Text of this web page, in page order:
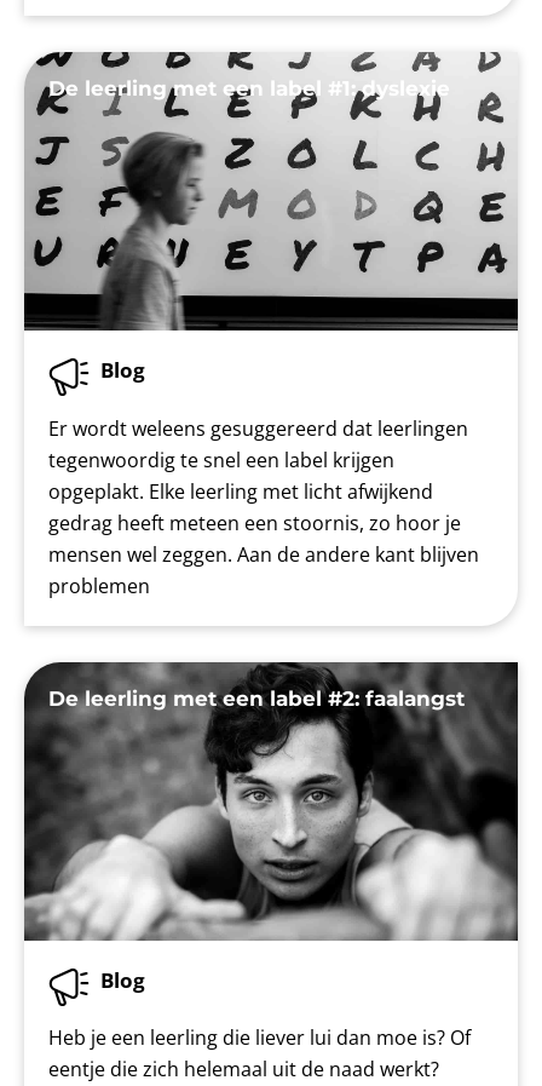
De leerling met een label #1: dyslexie
Blog
Er wordt weleens gesuggereerd dat leerlingen
tegenwoordig te snel een label krijgen
opgeplakt. Elke leerling met licht afwijkend
gedrag heeft meteen een stoornis, zo hoor je
mensen wel zeggen. Aan de andere kant blijven
problemen
De leerling met een label #2: faalangst
Blog
Heb je een leerling die liever lui dan moe is? Of
eentje die zich helemaal uit de naad werkt?